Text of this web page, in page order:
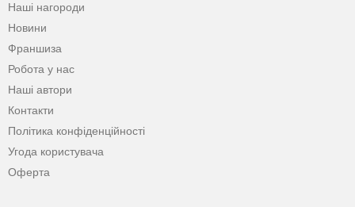
Наші нагороди
Новини
Франшиза
Робота у нас
Наші автори
Контакти
Політика конфіденційності
Угода користувача
Оферта